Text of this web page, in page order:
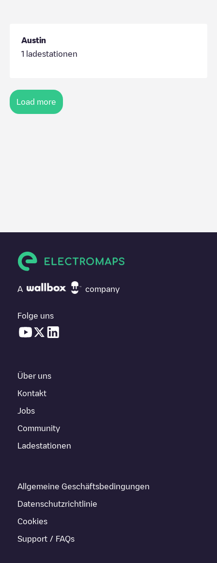
Austin
1
ladestationen
Load more
A company
Folge uns
Über uns
Kontakt
Jobs
Community
Ladestationen
Allgemeine Geschäftsbedingungen
Datenschutzrichtlinie
Cookies
Support / FAQs